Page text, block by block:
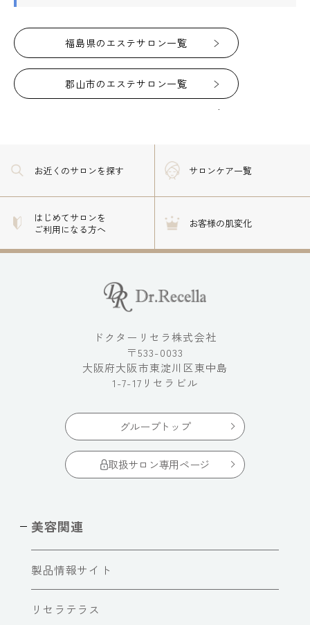
福島県のエステサロン一覧
郡山市のエステサロン一覧
お近くのサロンを探す サロンケア一覧
はじめてサロンを
ご利用になる方へ
お客様の肌変化
ドクターリセラ株式会社
〒533-0033
大阪府大阪市東淀川区東中島
1-7-17リセラビル
グループトップ
取扱サロン専用ページ
美容関連
製品情報サイト
リセラテラス